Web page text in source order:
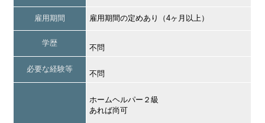
雇用期間 雇用期間の定めあり（4ヶ月以上）
学歴
不問
必要な経験等
不問
ホームヘルパー２級
あれば尚可